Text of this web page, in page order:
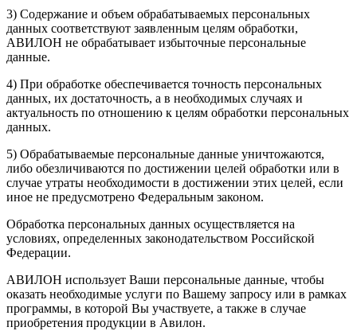
3) Содержание и объем обрабатываемых персональных
данных соответствуют заявленным целям обработки,
АВИЛОН не обрабатывает избыточные персональные
данные.
4) При обработке обеспечивается точность персональных
данных, их достаточность, а в необходимых случаях и
актуальность по отношению к целям обработки персональных
данных.
5) Обрабатываемые персональные данные уничтожаются,
либо обезличиваются по достижении целей обработки или в
случае утраты необходимости в достижении этих целей, если
иное не предусмотрено Федеральным законом.
Обработка персональных данных осуществляется на
условиях, определенных законодательством Российской
Федерации.
АВИЛОН использует Ваши персональные данные, чтобы
оказать необходимые услуги по Вашему запросу или в рамках
программы, в которой Вы участвуете, а также в случае
приобретения продукции в Авилон.